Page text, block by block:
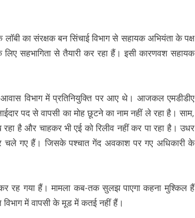
का संरक्षक बन सिंचाई विभाग से सहायक अभियंता के पक्ष
सहभागिता से तैयारी कर रहा हैं। इसी कारणवश सहायक
विभाग में प्रतिनियुक्ति पर आए थे। आजकल एमडीडीए
पद से वापसी का मोह छूटने का नाम नहीं ले रहा है। साम,
है और चाहकर भी एई को रिलीव नहीं कर पा रहा है। उधर
चले गए हैं। जिसके पश्चात गेंद अवकाश पर गए अधिकारी के
रह गया हैं। मामला कब-तक सुलझ पाएगा कहना मुश्किल हैं
में वापसी के मूड में कतई नहीं हैं।